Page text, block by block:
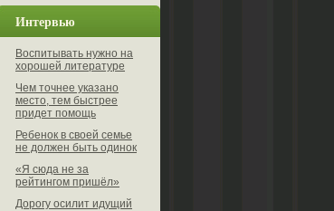
Интервью
Воспитывать нужно на
хорошей литературе
Чем точнее указано
место, тем быстрее
придет помощь
Ребенок в своей семье
не должен быть одинок
«Я сюда не за
рейтингом пришёл»
Дорогу осилит идущий